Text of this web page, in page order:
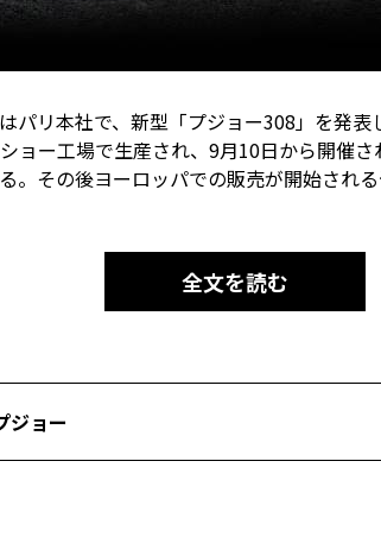
パリ本社で、新型「プジョー308」を発
ョー工場で生産され、9月10日から開催
。その後ヨーロッパでの販売が開始される
全文を読む
ジョー